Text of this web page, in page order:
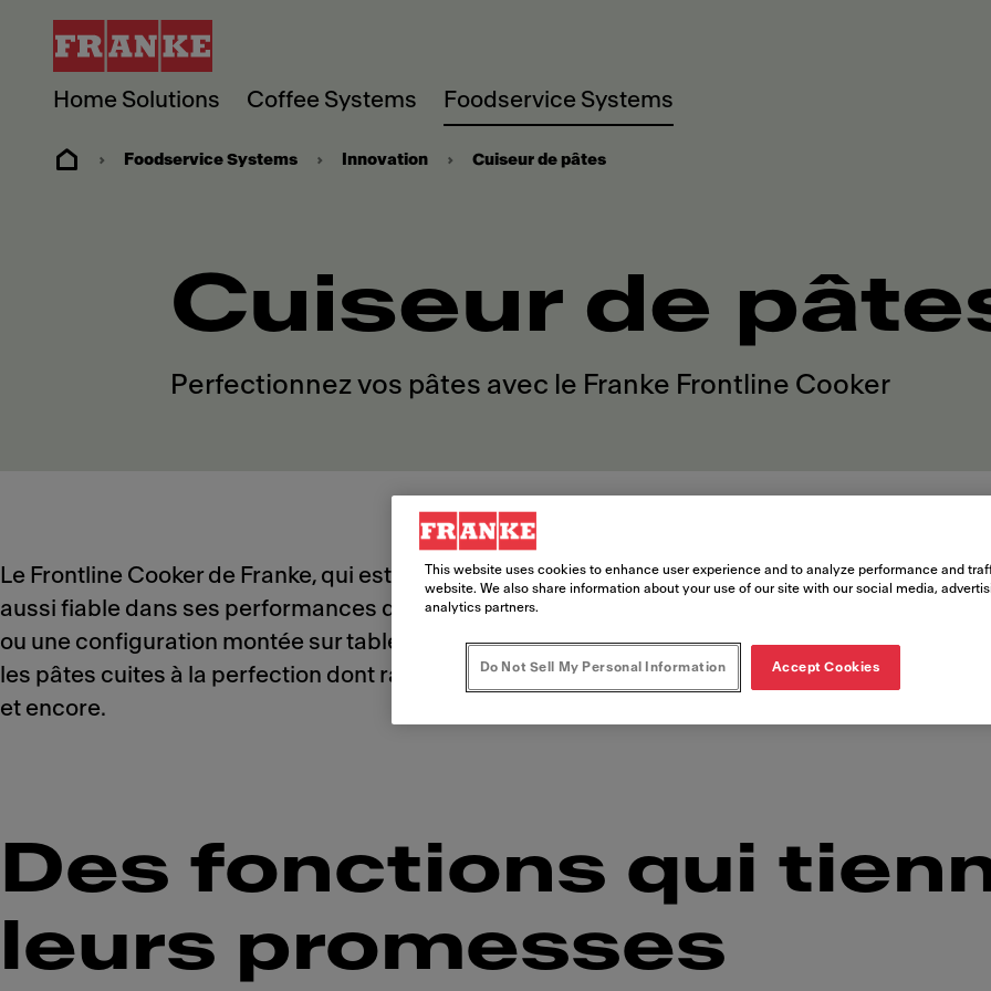
Home Solutions Coffee Systems Foodservice Systems
Foodservice Systems Innovation Cuiseur de pâtes
Cuiseur de
Perfectionnez vos pâtes avec le Franke Frontline Cooker
Le Frontline Cooker de Franke, qui est utilisé dans les concepts de restauration rapide
aussi fiable dans ses performances de cuisson que son design de première qualité est beau.
ou une configuration montée sur table, les fonctions intelligentes du Frontline Cooker vous
les pâtes cuites à la perfection dont raffolent vos clients, à chaque fois. Choisissez la qualité
et encore.
Des fonctions qui
leurs promesses
This website uses cookies to enhance user experience and to analyze performance and
website. We also share information about your use of our site with our social media,
analytics partners.
Do Not Sell My Personal Information Accept Cookies